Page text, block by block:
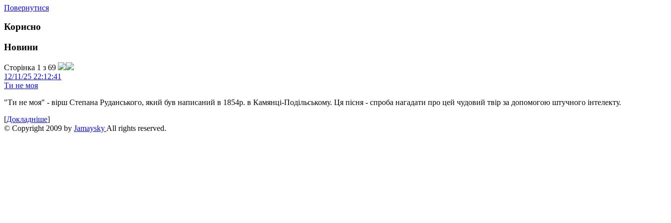
Повернутися
Корисно
Новини
Сторінка 1 з 69
12/11/25 22:12:41
Ти не моя
"Ти не моя" - вірш Степана Руданського, який був написаний в 1854р. в Камянці-Подільському. Ця пісня - спроба нагадати про цей чудовий твір за допомогою штучного інтелекту.
[Докладніше]
© Copyright 2009 by Jamaysky All rights reserved.